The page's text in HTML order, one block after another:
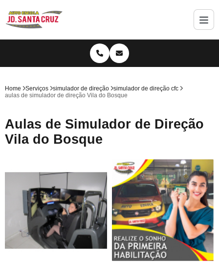
Home Serviços simulador de direção
simulador de direção cfc
aulas de simulador de direção Vila do Bosque
Aulas de Simulador de Direção
Vila do Bosque